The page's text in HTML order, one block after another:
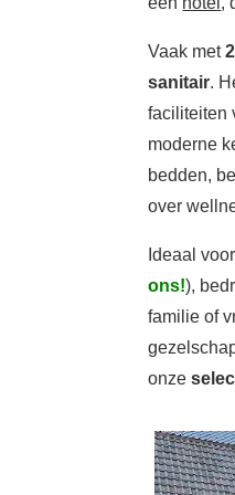
Vaak met
sanitair.
faciliteiten
moderne
bedden,
over
Ideaal
ons!),
familie of
onze